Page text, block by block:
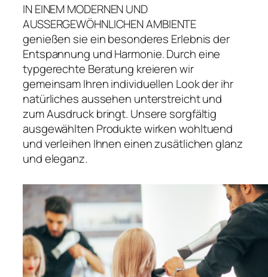
IN EINEM MODERNEN UND
AUSSERGEWÖHNLICHEN AMBIENTE
genießen sie ein besonderes Erlebnis der
Entspannung und Harmonie. Durch eine
typgerechte Beratung kreieren wir
gemeinsam Ihren individuellen Look der ihr
natürliches aussehen unterstreicht und
zum Ausdruck bringt. Unsere sorgfältig
ausgewählten Produkte wirken wohltuend
und verleihen Ihnen einen zusätlichen glanz
und eleganz.